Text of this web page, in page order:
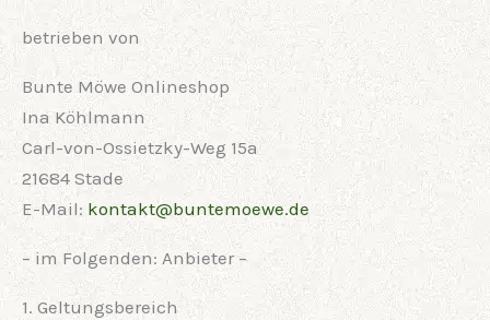
betrieben von
Bunte Möwe Onlineshop
Ina Köhlmann
Carl-von-Ossietzky-Weg 15a
21684 Stade
E-Mail: kontakt@buntemoewe.de
– im Folgenden: Anbieter –
1. Geltungsbereich